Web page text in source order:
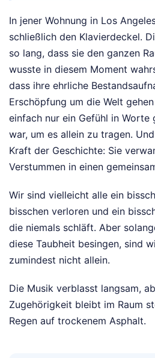
In jener Wohnung in Los
schließlich den Klavierdeckel.
so lang, dass sie den ganzen
wusste in diesem Moment
dass ihre ehrliche
Erschöpfung um die Welt
einfach nur ein Gefühl in Worte
war, um es allein zu tragen.
Kraft der Geschichte: Sie
Verstummen in einen
Wir sind vielleicht alle ein
bisschen verloren und ein
die niemals schläft. Aber
diese Taubheit besingen, sind
zumindest nicht allein.
Die Musik verblasst langsam,
Zugehörigkeit bleibt im Raum
Regen auf trockenem Asphalt.